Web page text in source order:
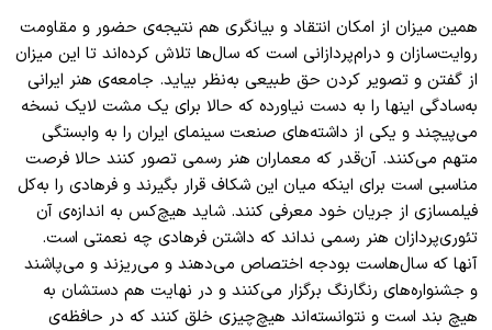
همین میزان از امکان انتقاد و بیانگری هم نتیجه‌ی حضور و مقاومت
روایت‌سازان و درام‌پردازانی ‌است که سال‌ها تلاش کرده‌اند تا این میزان
از گفتن و تصویر کردن حق طبیعی به‌نظر بیاید. جامعه‌ی هنر ایرانی
به‌سادگی اینها را به دست نیاورده که حالا برای یک مشت لایک نسخه
می‌پیچند و یکی از داشته‌های صنعت سینمای ایران را به وابستگی
متهم می‌کنند. آن‌قدر که معماران هنر رسمی تصور کنند حالا فرصت
مناسبی است برای اینکه میان این شکاف قرار بگیرند و فرهادی را به‌کل
فیلمسازی از جریان خود معرفی کنند. شاید هیچ‌کس به اندازه‌ی آن
تئوری‌پردازان هنر رسمی نداند که داشتن فرهادی چه نعمتی است.
آنها که سال‌هاست بودجه اختصاص می‌دهند و می‌ریزند و می‌پاشند
و جشنواره‌های رنگارنگ برگزار می‌کنند و در نهایت هم دستشان به
هیچ بند است و نتوانسته‌اند هیچ‌چیزی خلق کنند که در حافظه‌ی